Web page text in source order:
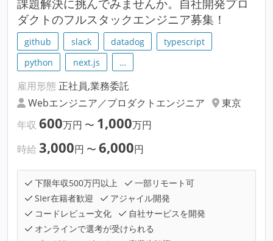
課題解決に挑んでみませんか。自社開発プロ
ダクトのフルスタックエンジニア募集！
github slack datadog
typescript
python
next.js …
雇用形態 正社員,業務委託
Webエンジニア／プロダクトエンジニア
東京
年収 600万円 〜 1,000万円
時給 3,000円 〜 6,000円
下限年収500万円以上
一部リモート可
SIer在籍者歓迎
アジャイル開発
コードレビュー文化
自社サービスを開発
オンラインで選考が受けられる